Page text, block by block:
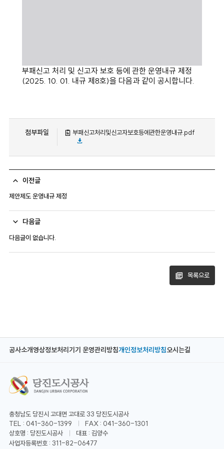
부패신고 처리 및 신고자 보호 등에 관한 운영내규 제정
(2025. 10. 01. 내규 제8호)을 다음과 같이 공시합니다.
첨부파일 부패신고처리및신고자보호등에관한운영내규.pdf
이전글
제안제도 운영내규 제정
다음글
다음글이 없습니다.
목록으로
공사소개영상정보처리기기 운영관리방침개인정보처리방침오시는길
충청남도 당진시 고대면 고대로 33 당진도시공사
TEL : 041-360-1399
FAX : 041-360-1301
상호명 : 당진도시공사
대표 : 김양수
사업자등록번호 : 311-82-06477